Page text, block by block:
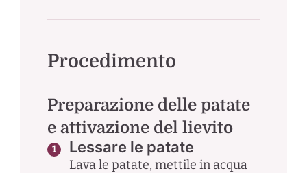
Procedimento
Preparazione delle patate
e attivazione del lievito
Lessare le patate
Lava le patate, mettile in acqua